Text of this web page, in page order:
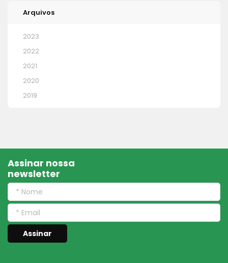
Arquivos
2023
2022
2021
2020
2019
Assinar nossa
newsletter
Assinar